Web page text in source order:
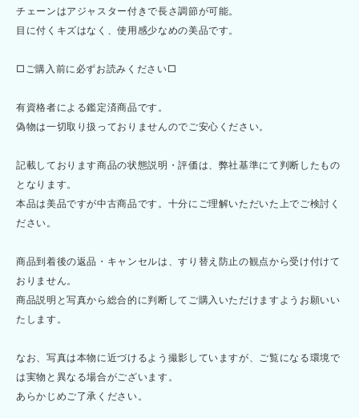
チェーンはアジャスター付きで長さ調節が可能。
目に付くキズはなく、使用感少なめの美品です。
□ご購入前に必ずお読みください□
有資格者による鑑定済商品です。
偽物は一切取り扱っておりませんのでご安心ください。
記載しております商品の状態説明・評価は、弊社基準にて判断したもの
となります。
本品は美品ですが中古商品です。十分にご理解いただいた上でご検討く
ださい。
商品到着後の返品・キャンセルは、すり替え防止の観点から受け付けて
おりません。
商品説明と写真から総合的に判断してご購入いただけますようお願いい
たします。
なお、写真は本物に近づけるよう撮影していますが、ご覧になる環境で
は実物と異なる場合がございます。
あらかじめご了承ください。